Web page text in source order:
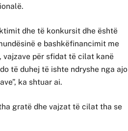
dhe të konkursit dhe është
e bashkëfinancimit me
vajzave për sfidat të cilat kanë
të duhej të ishte ndryshe nga ajo
ka shtuar ai.
gratë dhe vajzat të cilat tha se